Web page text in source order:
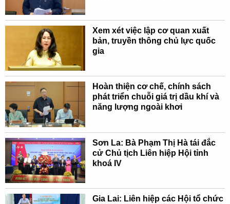
Xem xét việc lập cơ quan xuất
bản, truyền thông chủ lực quốc
gia
Hoàn thiện cơ chế, chính sách
phát triển chuỗi giá trị dầu khí và
năng lượng ngoài khơi
Sơn La: Bà Phạm Thị Hà tái đắc
cử Chủ tịch Liên hiệp Hội tỉnh
khoá IV
Gia Lai: Liên hiệp các Hội tổ chức